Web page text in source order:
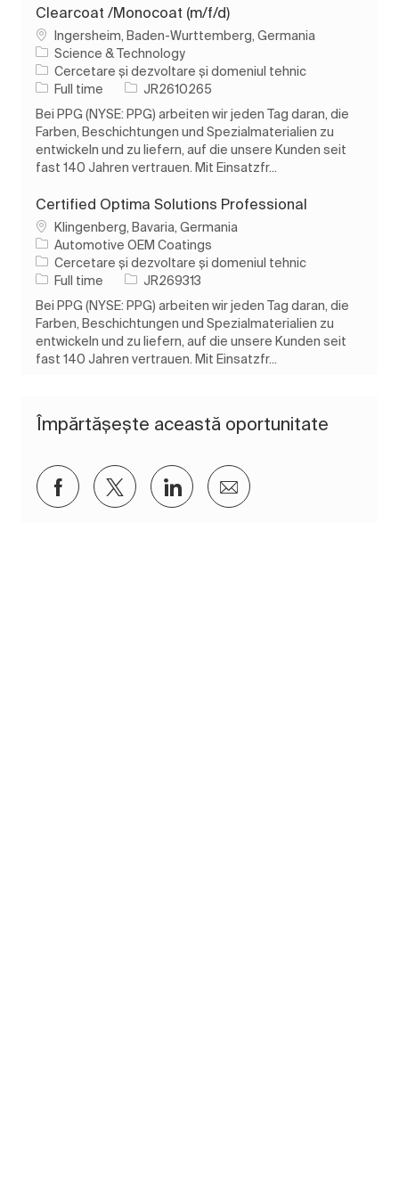
Clearcoat /Monocoat (m/f/d)
LocIngersheim, Baden-Wurttemberg, Germania
Science & Technology
Categorie
Cercetare și dezvoltare și domeniul tehnic
Tipul postului
Full time Job IdJR2610265
Bei PPG (NYSE: PPG) arbeiten wir jeden Tag daran, die
Farben, Beschichtungen und Spezialmaterialien zu
entwickeln und zu liefern, auf die unsere Kunden seit
fast 140 Jahren vertrauen. Mit Einsatzfr...
Certified Optima Solutions Professional
LocKlingenberg, Bavaria, Germania
Automotive OEM Coatings
Categorie
Cercetare și dezvoltare și domeniul tehnic
Tipul postului
Full time Job IdJR269313
Bei PPG (NYSE: PPG) arbeiten wir jeden Tag daran, die
Farben, Beschichtungen und Spezialmaterialien zu
entwickeln und zu liefern, auf die unsere Kunden seit
fast 140 Jahren vertrauen. Mit Einsatzfr...
Împărtășește această oportunitate
Distribuiți prin Facebook
Distribuiți prin twitter
Distribuiți prin LinkedIn
Distribuiți prin e-